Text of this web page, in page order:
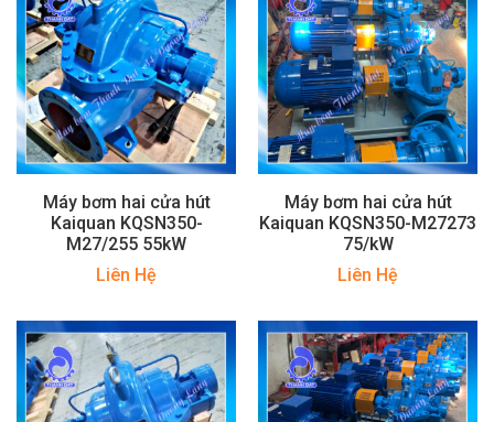
Máy bơm hai cửa hút
Kaiquan KQSN350-
M27/255 55kW
Liên Hệ
Máy bơm hai cửa hút
Kaiquan KQSN350-M27273
75/kW
Liên Hệ